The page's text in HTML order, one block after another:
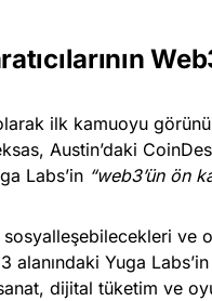
ilk kamuoyu
Austin’daki
Labs’in “web3’ün ön
sosyalleşebilecekleri
alanındaki Yuga Labs’in
dijital tüketim ve